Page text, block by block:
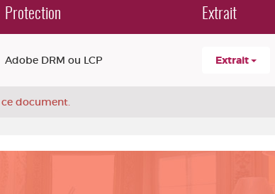
Protection Extrait
Adobe DRM ou LCP Extrait
document.